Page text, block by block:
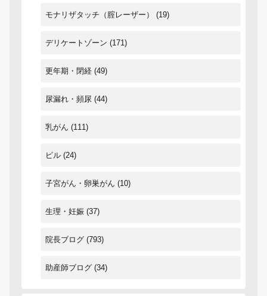
モナリザタッチ（腟レーザー） (19)
デリケートゾーン (171)
更年期・閉経 (49)
尿漏れ・頻尿 (44)
乳がん (111)
ピル (24)
子宮がん・卵巣がん (10)
生理・妊娠 (37)
院長ブログ (793)
助産師ブログ (34)